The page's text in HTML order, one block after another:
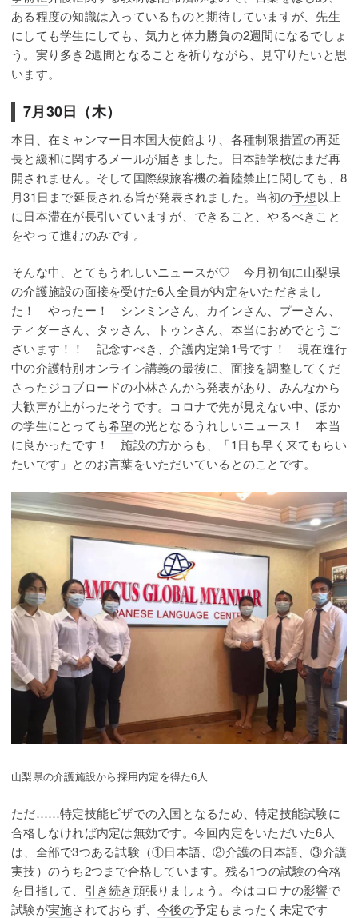
ある程度の知識は入っているものと期待していますが、先生
にしても学生にしても、気力と体力勝負の2週間になるでしょ
う。実り多き2週間となることを祈りながら、見守りたいと思
います。
7月30日（木）
本日、在ミャンマー日本国大使館より、各種制限措置の再延
長と緩和に関するメールが届きました。日本語学校はまだ再
開されません。そして国際線旅客機の着陸禁止に関して も、8
月31日まで延長される旨が発表されました。当初の予想以上
に日本滞在が長引いていますが、できること、やるべきこと
をやって進むのみです。
そんな中、とてもうれしいニュースが♡ 今月初旬に山梨県
の介護施設の面接を受けた6人全員が内定をいただきまし
た！ やったー！ シンミンさん、カインさん、プーさん、
ティダーさん、タッさん、トゥンさん、本当におめでとうご
ざいます！！ 記念すべき、介護内定第1号です！ 現在進行
中の介護特別オンライン講義の最後に、面接を調整してくだ
さったジョブロードの小林さんから発表があり、みんなから
大歓声が上がったそうです。コロナで先が見えない中、ほか
の学生にとっても希望の光となるうれしいニュース！ 本当
に良かったです！ 施設の方からも、「1日も早く来てもらい
たいです」とのお言葉をいただいているとのことです。
山梨県の介護施設から採用内定を得た6人
ただ……特定技能ビザでの入国となるため、特定技能試験に
合格しなければ内定は無効です。今回内定をいただいた6人
は、全部で3つある試験（①日本語、②介護の日本語、③介護
実技）のうち2つまで合格しています。残る1つの試験の合格
を目指して、 引き続き頑張りましょう。今はコロナの影響で
試験が実施されておらず、 今後の予定もまったく未定です